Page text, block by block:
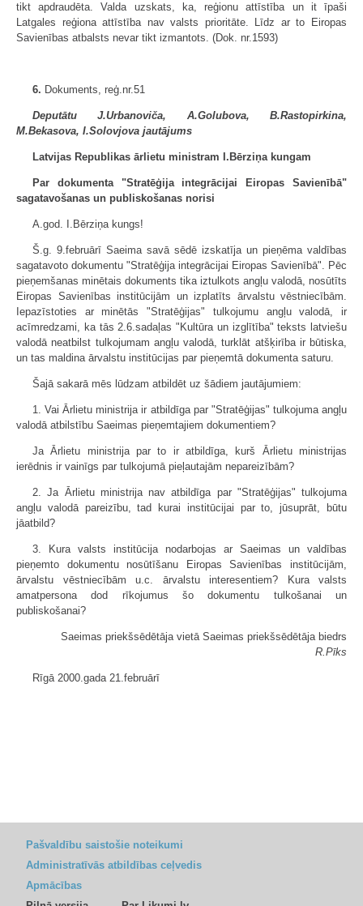
tikt apdraudēta. Valda uzskats, ka, reģionu attīstība un it īpaši
Latgales reģiona attīstība nav valsts prioritāte. Līdz ar to Eiropas
Savienības atbalsts nevar tikt izmantots. (Dok. nr.1593)
6. Dokuments, reģ.nr.51
Deputātu J.Urbanoviča, A.Golubova, B.Rastopirkina,
M.Bekasova, I.Solovjova jautājums
Latvijas Republikas ārlietu ministram I.Bērziņa kungam
Par dokumenta "Stratēģija integrācijai Eiropas Savienībā"
sagatavošanas un publiskošanas norisi
A.god. I.Bērziņa kungs!
Š.g. 9.februārī Saeima savā sēdē izskatīja un pieņēma valdības
sagatavoto dokumentu "Stratēģija integrācijai Eiropas Savienībā". Pēc
pieņemšanas minētais dokuments tika iztulkots angļu valodā, nosūtīts
Eiropas Savienības institūcijām un izplatīts ārvalstu vēstniecībām.
Iepazīstoties ar minētās "Stratēģijas" tulkojumu angļu valodā, ir
acīmredzami, ka tās 2.6.sadaļas "Kultūra un izglītība" teksts latviešu
valodā neatbilst tulkojumam angļu valodā, turklāt atšķirība ir būtiska,
un tas maldina ārvalstu institūcijas par pieņemtā dokumenta saturu.
Šajā sakarā mēs lūdzam atbildēt uz šādiem jautājumiem:
1. Vai Ārlietu ministrija ir atbildīga par "Stratēģijas" tulkojuma angļu
valodā atbilstību Saeimas pieņemtajiem dokumentiem?
Ja Ārlietu ministrija par to ir atbildīga, kurš Ārlietu ministrijas
ierēdnis ir vainīgs par tulkojumā pieļautajām nepareizībām?
2. Ja Ārlietu ministrija nav atbildīga par "Stratēģijas" tulkojuma
angļu valodā pareizību, tad kurai institūcijai par to, jūsuprāt, būtu
jāatbild?
3. Kura valsts institūcija nodarbojas ar Saeimas un valdības
pieņemto dokumentu nosūtīšanu Eiropas Savienības institūcijām,
ārvalstu vēstniecībām u.c. ārvalstu interesentiem? Kura valsts
amatpersona dod rīkojumus šo dokumentu tulkošanai un
publiskošanai?
Saeimas priekšsēdētāja vietā Saeimas priekšsēdētāja biedrs
R.Pīks
Rīgā 2000.gada 21.februārī
Pašvaldību saistošie noteikumi
Administratīvās atbildības ceļvedis
Apmācības